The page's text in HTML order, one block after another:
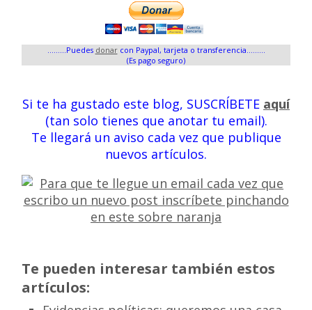
.........Puedes donarcon Paypal, tarjeta o transferencia.........
(Es pago seguro)
Si te ha gustado este blog, SUSCRÍBETE aquí
(tan solo tienes que anotar tu email).
Te llegará un aviso cada vez que publique
nuevos artículos.
Te pueden interesar también estos
artículos: